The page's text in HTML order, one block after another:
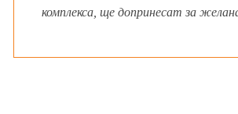
комплекса, ще допринесат за